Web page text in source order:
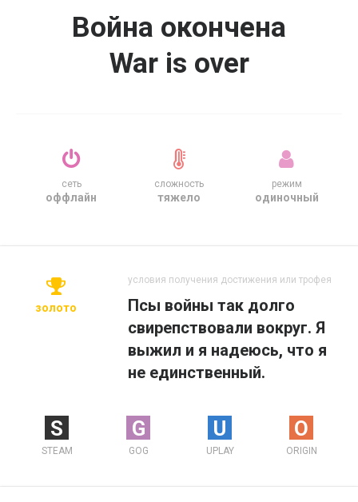
Война окончена
War is over
сеть
оффлайн
сложность
тяжело
режим
одиночный
золото
условия получения достижения или трофея
Псы войны так долго
свирепствовали вокруг. Я
выжил и я надеюсь, что я
не единственный.
S
STEAM
G
GOG
U
UPLAY
O
ORIGIN